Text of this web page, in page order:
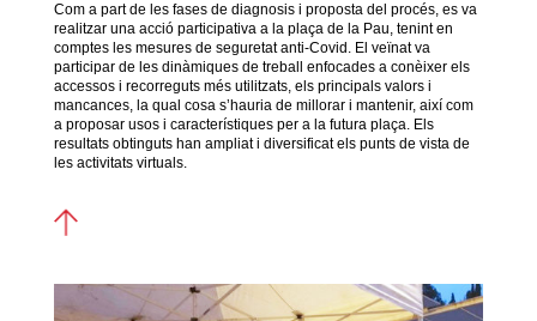
Com a part de les fases de diagnosis i proposta del procés, es va
realitzar una acció participativa a la plaça de la Pau, tenint en
comptes les mesures de seguretat anti-Covid. El veïnat va
participar de les dinàmiques de treball enfocades a conèixer els
accessos i recorreguts més utilitzats, els principals valors i
mancances, la qual cosa s’hauria de millorar i mantenir, així com
a proposar usos i característiques per a la futura plaça. Els
resultats obtinguts han ampliat i diversificat els punts de vista de
les activitats virtuals.